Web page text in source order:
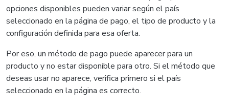
opciones disponibles pueden variar según el país
seleccionado en la página de pago, el tipo de producto y la
configuración definida para esa oferta.
Por eso, un método de pago puede aparecer para un
producto y no estar disponible para otro. Si el método que
deseas usar no aparece, verifica primero si el país
seleccionado en la página es correcto.